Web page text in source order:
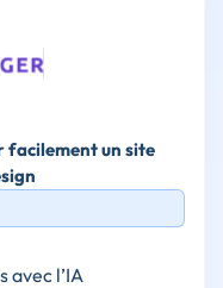
facilement un site
avec l’IA